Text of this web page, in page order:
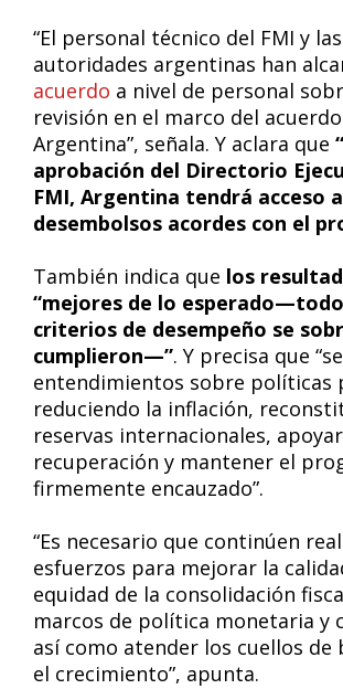
“El personal técnico del FMI y las
autoridades argentinas han
acuerdo a nivel de personal
revisión en el marco del acuerdo
Argentina”, señala. Y aclara que
aprobación del Directorio
FMI, Argentina tendrá acceso a
desembolsos acordes con el
También indica que los
“mejores de lo
criterios de desempeño se
cumplieron—”. Y precisa que
entendimientos sobre políticas
reduciendo la inflación,
reservas internacionales,
recuperación y mantener el
firmemente encauzado”.
“Es necesario que continúen
esfuerzos para mejorar la
equidad de la consolidación
marcos de política monetaria y
así como atender los cuellos de
el crecimiento”, apunta.